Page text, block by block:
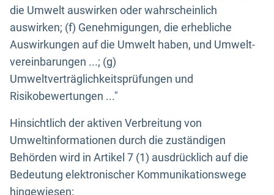
die Umwelt auswirken oder wahrscheinlich
auswirken; (f) Genehmigungen, die erhebliche
Auswirkungen auf die Umwelt haben, und Umwelt-
vereinbarungen ...; (g)
Umweltverträglichkeitsprüfungen und
Risikobewertungen ..."
Hinsichtlich der aktiven Verbreitung von
Umweltinformationen durch die zuständigen
Behörden wird in Artikel 7 (1) ausdrücklich auf die
Bedeutung elektronischer Kommunikationswege
hingewiesen: